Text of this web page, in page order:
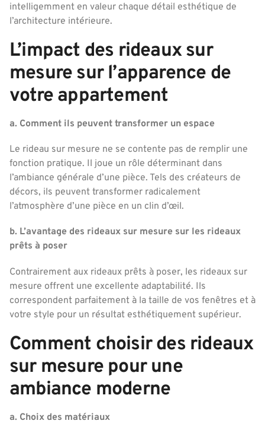
intelligemment en valeur chaque détail esthétique de
l’architecture intérieure.
L’impact des rideaux sur
mesure sur l’apparence de
votre appartement
a. Comment ils peuvent transformer un espace
Le rideau sur mesure ne se contente pas de remplir une
fonction pratique. Il joue un rôle déterminant dans
l’ambiance générale d’une pièce. Tels des créateurs de
décors, ils peuvent transformer radicalement
l’atmosphère d’une pièce en un clin d’œil.
b. L’avantage des rideaux sur mesure sur les rideaux
prêts à poser
Contrairement aux rideaux prêts à poser, les rideaux sur
mesure offrent une excellente adaptabilité. Ils
correspondent parfaitement à la taille de vos fenêtres et à
votre style pour un résultat esthétiquement supérieur.
Comment choisir des rideaux
sur mesure pour une
ambiance moderne
a. Choix des matériaux